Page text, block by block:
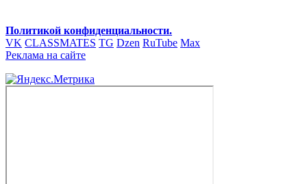
Политикой конфиденциальности.
VK CLASSMATES TG Dzen RuTube Max
Реклама на сайте